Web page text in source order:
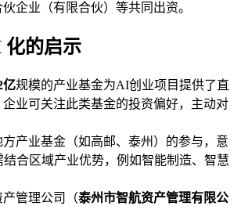
企业（有限合伙）等共同出资。
化的启示
亿规模的产业基金为AI创业项目提供了直
业可关注此类基金的投资偏好，主动对
方产业基金（如高邮、泰州）的参与，意
结合区域产业优势，例如智能制造、智慧
产管理公司（泰州市智航资产管理有限公